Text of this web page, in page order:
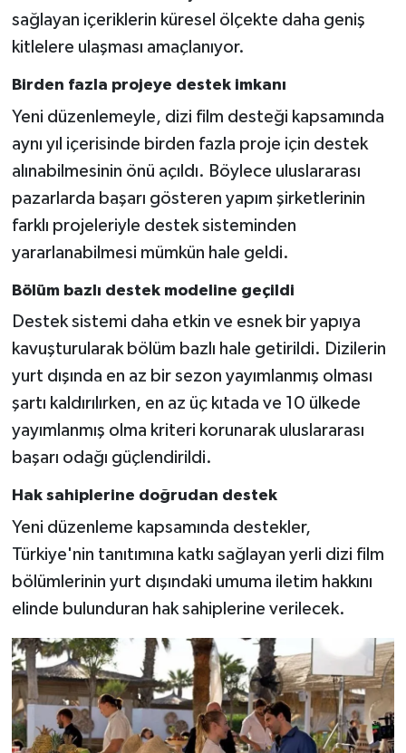
sağlayan içeriklerin küresel ölçekte daha geniş
kitlelere ulaşması amaçlanıyor.
Birden fazla projeye destek imkanı
Yeni düzenlemeyle, dizi film desteği kapsamında
aynı yıl içerisinde birden fazla proje için destek
alınabilmesinin önü açıldı. Böylece uluslararası
pazarlarda başarı gösteren yapım şirketlerinin
farklı projeleriyle destek sisteminden
yararlanabilmesi mümkün hale geldi.
Bölüm bazlı destek modeline geçildi
Destek sistemi daha etkin ve esnek bir yapıya
kavuşturularak bölüm bazlı hale getirildi. Dizilerin
yurt dışında en az bir sezon yayımlanmış olması
şartı kaldırılırken, en az üç kıtada ve 10 ülkede
yayımlanmış olma kriteri korunarak uluslararası
başarı odağı güçlendirildi.
Hak sahiplerine doğrudan destek
Yeni düzenleme kapsamında destekler,
Türkiye'nin tanıtımına katkı sağlayan yerli dizi film
bölümlerinin yurt dışındaki umuma iletim hakkını
elinde bulunduran hak sahiplerine verilecek.